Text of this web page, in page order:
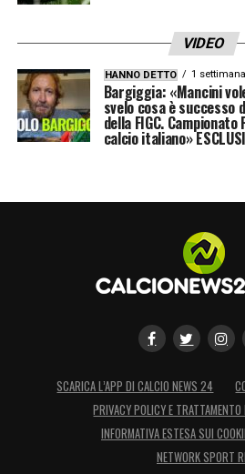
VIDEO
HANNO DETTO 1
Bargiggia: «Mancini
svelo cosa è successo
della FIGC.
calcio italiano»
SCARICA L’APP DI CALCIO NEWS 24
PRIVACY POLICY E
INFORMATIVA ESTESA SUI
NETWORK SPORT